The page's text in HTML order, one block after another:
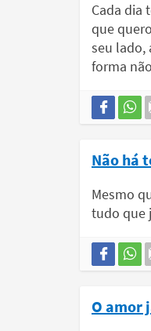
Cada dia
que
seu lado,
forma
Não há
Mesmo
tudo que
O amor